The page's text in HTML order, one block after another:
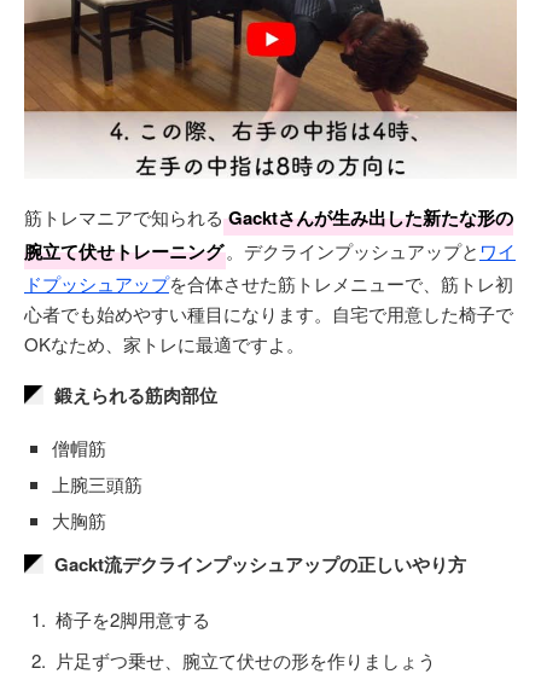
筋トレマニアで知られる Gacktさんが生み出した新たな形の
腕立て伏せトレーニング。デクラインプッシュアップと ワイ
ドプッシュアップを合体させた筋トレメニューで、筋トレ初
心者でも始めやすい種目になります。自宅で用意した椅子で
OKなため、家トレに最適ですよ。
鍛えられる筋肉部位
僧帽筋
上腕三頭筋
大胸筋
Gackt流デクラインプッシュアップの正しいやり方
椅子を2脚用意する
片足ずつ乗せ、腕立て伏せの形を作りましょう